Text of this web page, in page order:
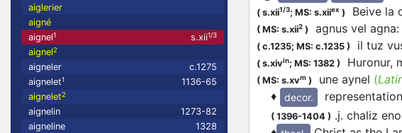
aiglerier
aigné
aignel1 s.xii1/3
aignel2
aigneler
c.1275
aignelet1
1136-65
aignelet2
aignelin
1273-82
aigneline
1328
( s.xii1/3; MS: s.xiiex ) Beive la
( MS: s.xii2 ) agnus vel
( c.1235; MS: c.1235 ) il tuz
( s.xivin; MS: 1382 ) Huronur,
( MS: s.xvm ) une aynel (
♦
decor.
( 1396-1404 ) .j. chaliz